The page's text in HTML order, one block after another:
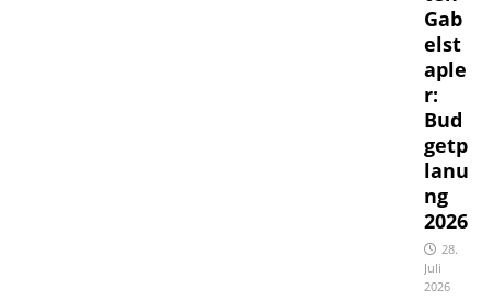
Gab
elst
aple
r:
Bud
getp
lanu
ng
2026
28.
Juli
2026